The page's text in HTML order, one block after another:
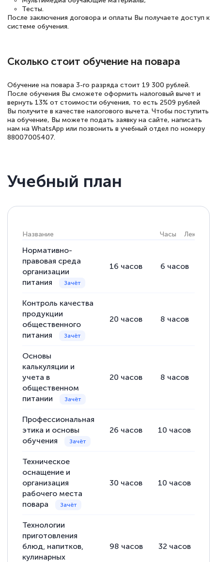
Тесты.
После заключения договора и оплаты Вы получаете доступ к
системе обучения.
Сколько стоит обучение на повара
Обучение на повара 3-го разряда стоит 19 300 рублей.
После обучения Вы сможете оформить налоговый вычет и
вернуть 13% от стоимости обучения, то есть 2509 рублей
Вы получите в качестве налогового вычета. Чтобы поступить
на обучение, Вы можете подать заявку на сайте, написать
нам на WhatsApp или позвонить в учебный отдел по номеру
88007005407.
Учебный план
Название Часы Лекции
Нормативно-
правовая среда
организации
питания
16 часов 6 часов
Контроль качества
продукции
общественного
питания
20 часов 8 часов
Основы
калькуляции и
учета в
общественном
питании
20 часов 8 часов
Профессиональная
этика и основы
обучения
26 часов 10 часов
Техническое
оснащение и
организация
рабочего места
повара
30 часов 10 часов
Технологии
приготовления
блюд, напитков,
кулинарных
98 часов 32 часов